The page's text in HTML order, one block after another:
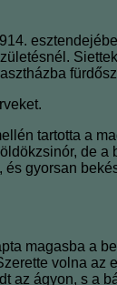
tartotta a
de
gyorsan
magasba a
volna
ágyon, s a